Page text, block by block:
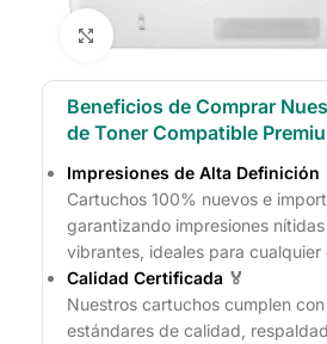
Click to enlarge
Beneficios de Comprar
de Toner Compatible
Impresiones de Alta Definición
Cartuchos 100% nuevos e
garantizando impresiones
vibrantes, ideales para cualquier
Calidad Certificada 🏅
Nuestros cartuchos cumplen
estándares de calidad,